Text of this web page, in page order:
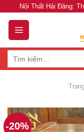
content
Nội Thất Hải Đăng:
-20%